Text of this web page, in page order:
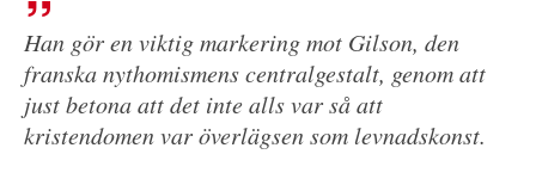
Han gör en viktig markering mot Gilson, den
franska nythomismens centralgestalt, genom att
just betona att det inte alls var så att
kristendomen var överlägsen som levnadskonst.